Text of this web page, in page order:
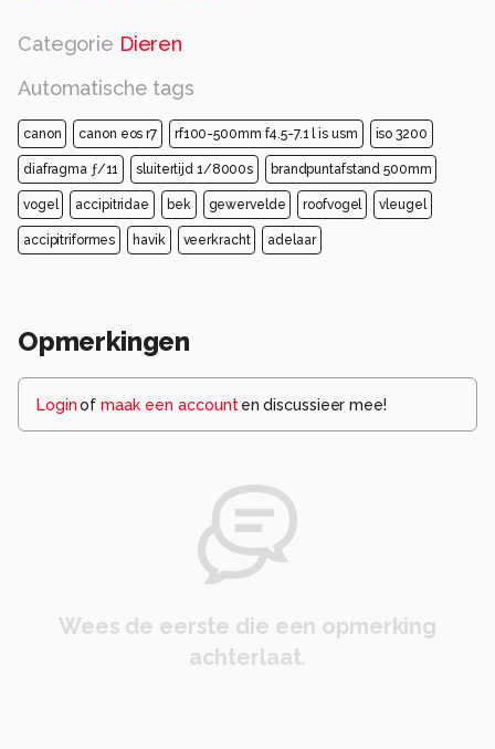
Categorie Dieren
Automatische tags
canon canon eos r7 rf100-500mm f4.5-7.1 l is usm iso 3200
diafragma ƒ/11 sluitertijd 1/8000s brandpuntafstand 500mm
vogel accipitridae bek gewervelde roofvogel vleugel
accipitriformes havik veerkracht adelaar
Opmerkingen
Loginof maak een account en discussieer mee!
Wees de eerste die een opmerking
achterlaat.